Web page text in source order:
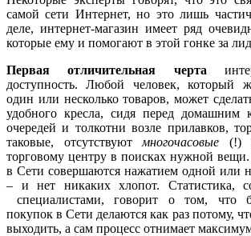
самой сети Интернет, но это лишь
деле, интернет-магазин имеет ряд
которые ему и помогают в этой гонке за
Первая отличительная черта
доступность. Любой человек, который
один или несколько товаров, может
удобного кресла, сидя перед домашним
очередей и толкотни возле прилавков,
таковые, отсутствуют многочасовые (!)
торговому центру в поисках нужной
в Сети совершаются нажатием одной или
– и нет никаких хлопот. Статистика,
специалистами, говорит о том, что
покупок в Сети делаются как раз потому,
выходить, а сам процесс отнимает